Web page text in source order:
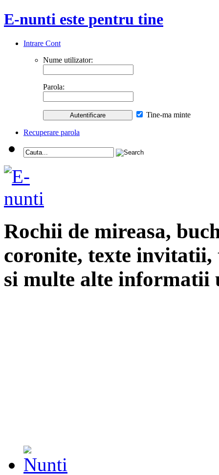
E-nunti este pentru tine
Intrare Cont
Nume utilizator:
Parola:
Tine-ma minte
Recuperare parola
Rochii de mireasa,
coronite, texte
si multe alte informatii